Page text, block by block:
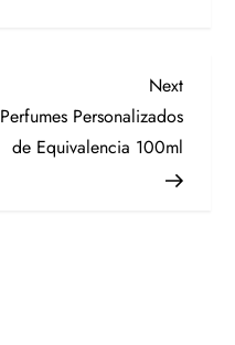
Next
Perfumes Personalizados
de Equivalencia 100ml